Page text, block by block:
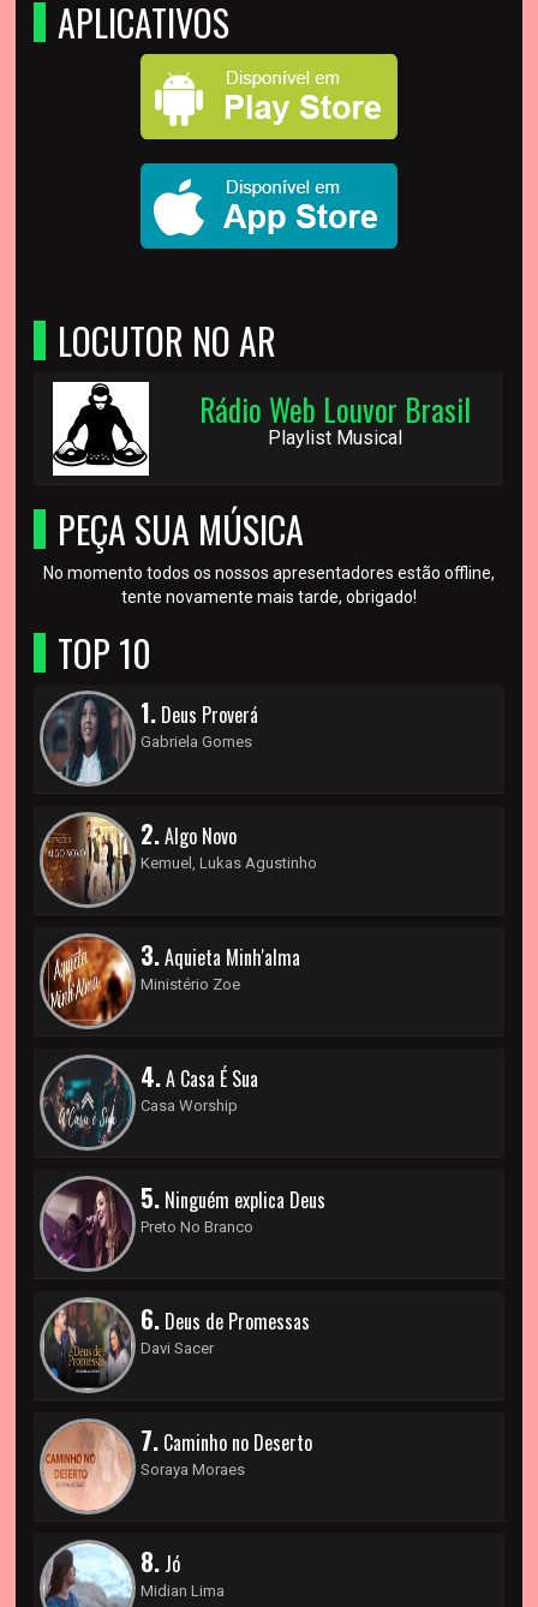
APLICATIVOS
LOCUTOR NO AR
Rádio Web Louvor Brasil
Playlist Musical
PEÇA SUA MÚSICA
No momento todos os nossos apresentadores estão offline,
tente novamente mais tarde, obrigado!
TOP 10
1. Deus Proverá
Gabriela Gomes
2.Algo Novo
Kemuel, Lukas Agustinho
3.Aquieta Minh'alma
Ministério Zoe
4.A Casa É Sua
Casa Worship
5. Ninguém explica Deus
Preto No Branco
6. Deus de Promessas
Davi Sacer
7. Caminho no Deserto
Soraya Moraes
8. Jó
Midian Lima